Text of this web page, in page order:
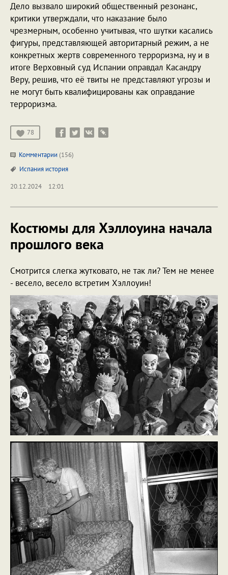
Дело вызвало широкий общественный резонанс,
критики утверждали, что наказание было
чрезмерным, особенно учитывая, что шутки касались
фигуры, представляющей авторитарный режим, а не
конкретных жертв современного терроризма, ну и в
итоге Верховный суд Испании оправдал Касандру
Веру, решив, что её твиты не представляют угрозы и
не могут быть квалифицированы как оправдание
терроризма.
78
Комментарии (156)
Испания история
20.12.2024
12:01
Костюмы для Хэллоуина начала
прошлого века
Смотрится слегка жутковато, не так ли? Тем не менее
- весело, весело встретим Хэллоуин!